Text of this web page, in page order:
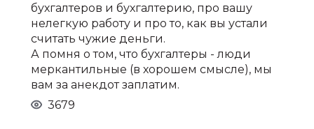
бухгалтеров и бухгалтерию, про вашу
нелегкую работу и про то, как вы устали
считать чужие деньги.
А помня о том, что бухгалтеры - люди
меркантильные (в хорошем смысле), мы
вам за анекдот заплатим.
3679